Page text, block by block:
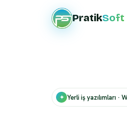
PratikSoft
✦ Yerli iş yazılımları ·